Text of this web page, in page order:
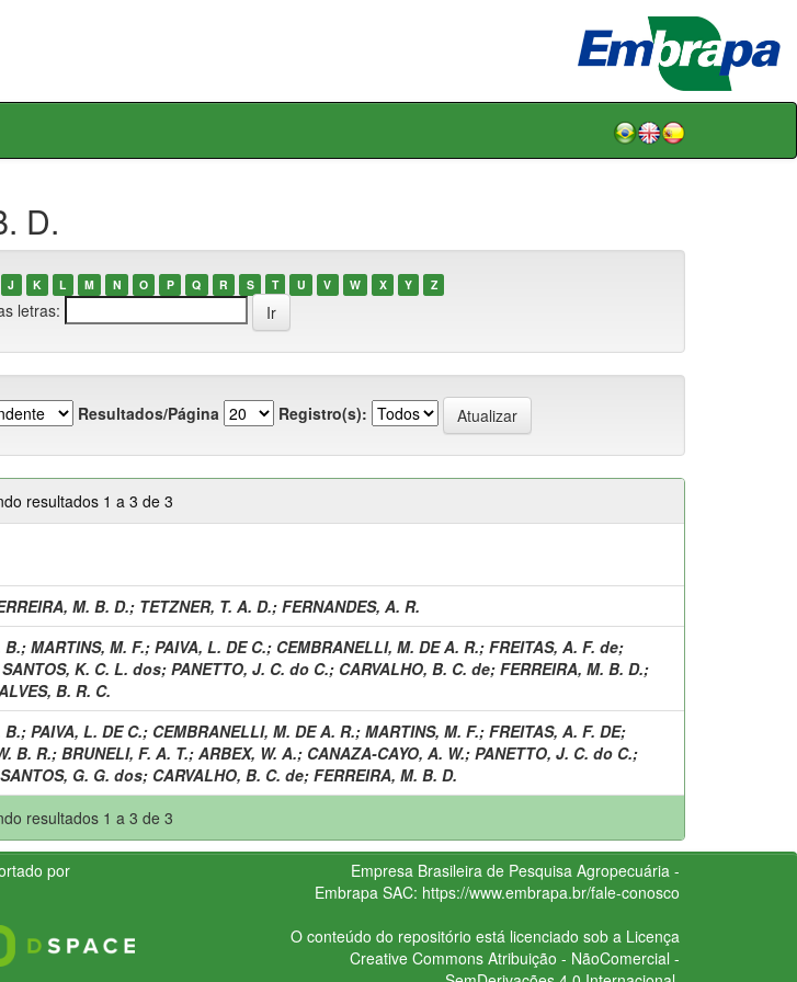
D.
J K L M N O P Q R S T U V W X Y Z
letras:
Resultados/Página Registro(s):
resultados 1 a 3 de 3
M. B. D.; TETZNER, T. A. D.; FERNANDES, A. R.
B.; MARTINS, M. F.; PAIVA, L. DE C.; CEMBRANELLI, M. DE A. R.; FREITAS, A. F. de;
SANTOS, K. C. L. dos; PANETTO, J. C. do C.; CARVALHO, B. C. de; FERREIRA, M. B. D.;
B. R. C.
B.; PAIVA, L. DE C.; CEMBRANELLI, M. DE A. R.; MARTINS, M. F.; FREITAS, A. F. DE;
B. R.; BRUNELI, F. A. T.; ARBEX, W. A.; CANAZA-CAYO, A. W.; PANETTO, J. C. do C.;
SANTOS, G. G. dos; CARVALHO, B. C. de; FERREIRA, M. B. D.
resultados 1 a 3 de 3
por
Empresa Brasileira de Pesquisa Agropecuária -
Embrapa SAC: https://www.embrapa.br/fale-conosco
O conteúdo do repositório está licenciado sob a Licença
Creative CommonsAtribuição - NãoComercial -